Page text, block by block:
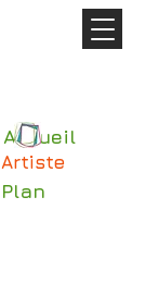
Accueil
Artiste
Plan